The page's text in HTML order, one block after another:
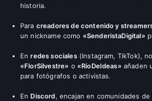
historia.
Para creadores de contenido y
un nickname como «SenderistaDigital»
Enredes sociales(Instagram, TikTok),
«FlorSilvestre» o «RíoDeIdeas» añaden
para fotógrafos o activistas.
En Discord, encajan en comunidades